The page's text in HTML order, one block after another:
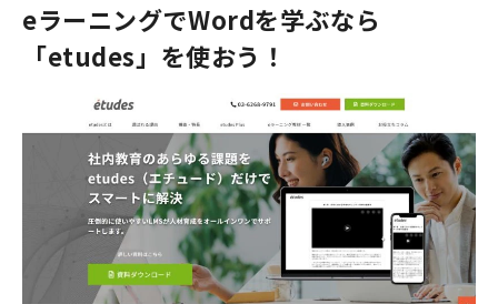
eラーニングでWordを学ぶなら
「etudes」を使おう！